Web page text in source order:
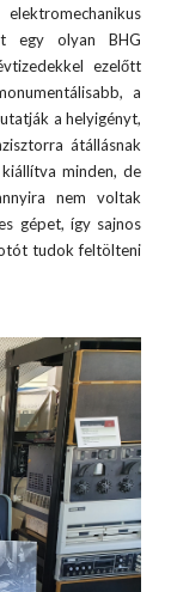
egy olyan BHG
ezelőtt
a
a helyigényt,
átállásnak
minden, de
nem voltak
gépet, így sajnos
tudok feltölteni